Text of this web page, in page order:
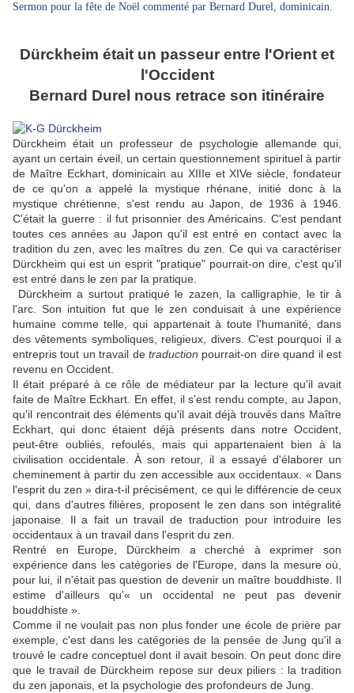
Sermon pour la fête de Noël commenté par Bernard Durel, dominicain.
Dürckheim était un passeur entre l'Orient et
l'Occident
Bernard Durel nous retrace son itinéraire
Dürckheim était un professeur de psychologie allemande qui,
ayant un certain éveil, un certain questionnement spirituel à partir
de Maître Eckhart, dominicain au XIIIe et XIVe siècle, fondateur
de ce qu'on a appelé la mystique rhénane, initié donc à la
mystique chrétienne, s'est rendu au Japon, de 1936 à 1946.
C'était la guerre : il fut prisonnier des Américains. C'est pendant
toutes ces années au Japon qu'il est entré en contact avec la
tradition du zen, avec les maîtres du zen. Ce qui va caractériser
Dürckheim qui est un esprit "pratique" pourrait-on dire, c'est qu'il
est entré dans le zen par la pratique.
Dürckheim a surtout pratiqué le zazen, la calligraphie, le tir à
l'arc. Son intuition fut que le zen conduisait à une expérience
humaine comme telle, qui appartenait à toute l'humanité, dans
des vêtements symboliques, religieux, divers. C'est pourquoi il a
entrepris tout un travail de traduction pourrait-on dire quand il est
revenu en Occident.
Il était préparé à ce rôle de médiateur par la lecture qu'il avait
faite de Maître Eckhart. En effet, il s'est rendu compte, au Japon,
qu'il rencontrait des éléments qu'il avait déjà trouvés dans Maître
Eckhart, qui donc étaient déjà présents dans notre Occident,
peut-être oubliés, refoulés, mais qui appartenaient bien à la
civilisation occidentale. À son retour, il a essayé d'élaborer un
cheminement à partir du zen accessible aux occidentaux. « Dans
l'esprit du zen » dira-t-il précisément, ce qui le différencie de ceux
qui, dans d'autres filières, proposent le zen dans son intégralité
japonaise. Il a fait un travail de traduction pour introduire les
occidentaux à un travail dans l'esprit du zen.
Rentré en Europe, Dürckheim a cherché à exprimer son
expérience dans les catégories de l'Europe, dans la mesure où,
pour lui, il n'était pas question de devenir un maître bouddhiste. Il
estime d'ailleurs qu'« un occidental ne peut pas devenir
bouddhiste ».
Comme il ne voulait pas non plus fonder une école de prière par
exemple, c'est dans les catégories de la pensée de Jung qu'il a
trouvé le cadre conceptuel dont il avait besoin. On peut donc dire
que le travail de Dürckheim repose sur deux piliers : la tradition
du zen japonais, et la psychologie des profondeurs de Jung.